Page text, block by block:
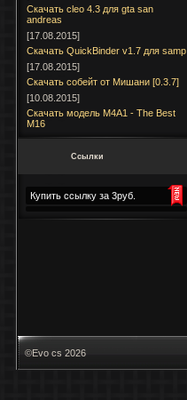
Cкачать cleo 4.3 для gta san
andreas
[17.08.2015]
Скачать QuickBinder v1.7 для samp
[17.08.2015]
Скачать собейт от Мишани [0.3.7]
[10.08.2015]
Скачать модель M4A1 - The Best
M16
Ссылки
Купить ссылку за 3руб.
©Evo cs 2026